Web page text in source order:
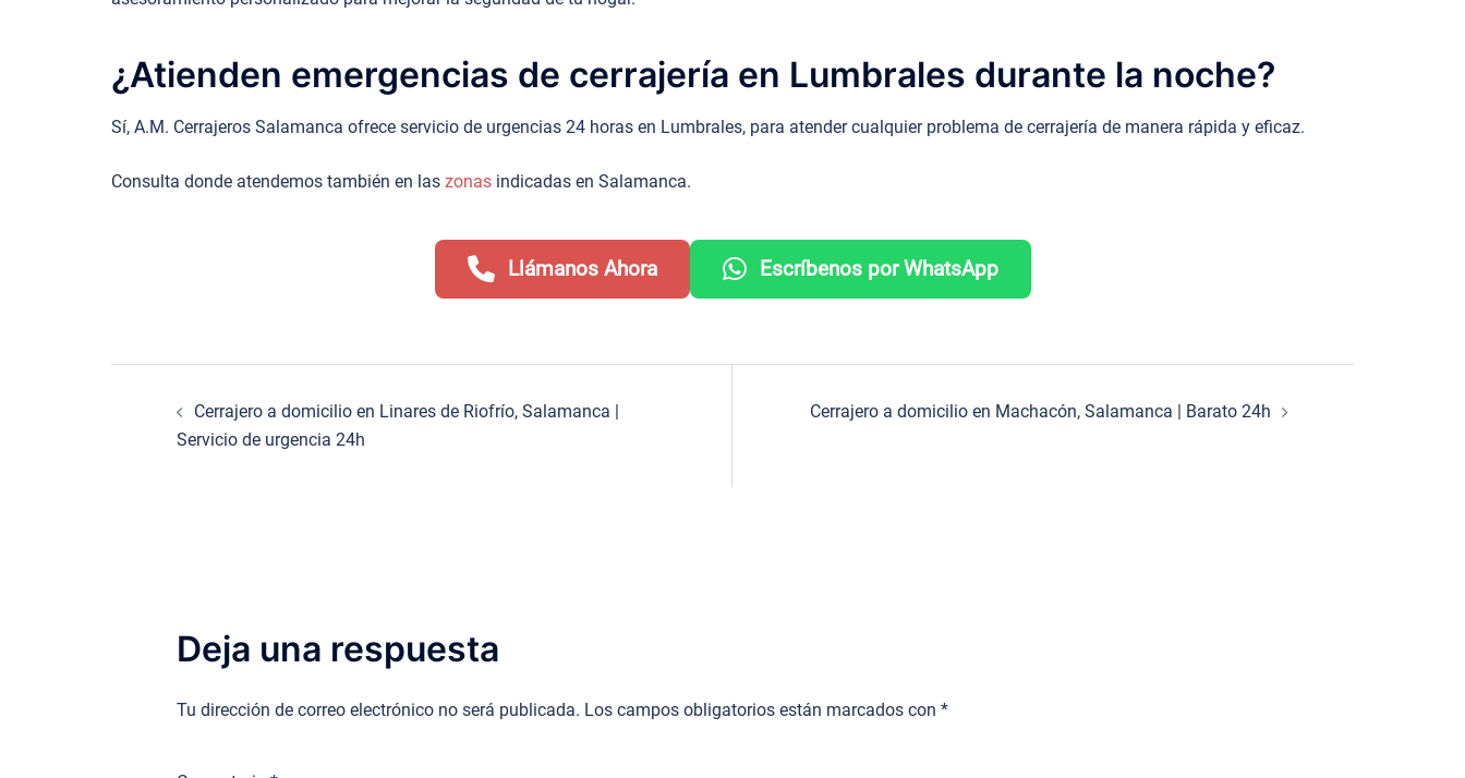
¿Atienden emergencias de cerrajería en Lumbrales durante la noche?
Sí, A.M. Cerrajeros Salamanca ofrece servicio de urgencias 24 horas en Lumbrales, para atender cualquier problema de cerrajería de manera rápida y eficaz.
Consulta donde atendemos también en las zonas indicadas en Salamanca.
Llámanos Ahora Escríbenos por WhatsApp
Navegación
Cerrajero a domicilio en Linares de Riofrío, Salamanca |
Servicio de urgencia 24h
Cerrajero a domicilio en Machacón, Salamanca | Barato 24h
Deja una respuesta
Tu dirección de correo electrónico no será publicada. Los campos obligatorios están marcados con *